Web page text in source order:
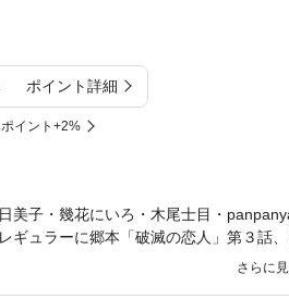
ポイント詳細
イント+2%
美子・幾花にいろ・木尾士目・
ギュラーに郷本「破滅の恋人」第３話